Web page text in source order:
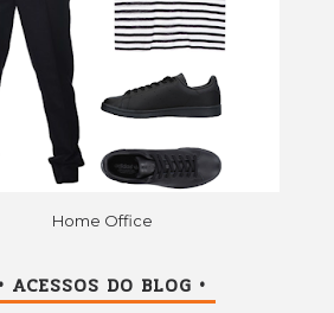
Home Office
• ACESSOS DO BLOG •